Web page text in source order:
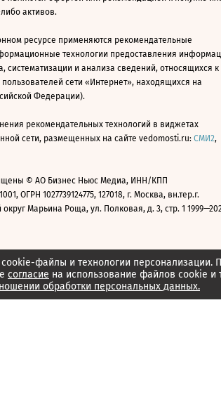
файлы и технологии персонализации.
согласие на использование файлов cookie и
обработки персональных данных.
активов.
ресурсе применяются рекомендательные
технологии предоставления
систематизации и анализа сведений, относящихся к
сети «Интернет», находящихся на
Федерации).
рекомендательных технологий в виджетах
сети, размещенных на сайте vedomosti.ru: СМИ2,
© АО Бизнес Ньюс Медиа, ИНН/КПП
ОГРН 1027739124775, 127018, г. Москва, вн.тер.г.
Марьина Роща, ул. Полковая, д. 3, стр. 1